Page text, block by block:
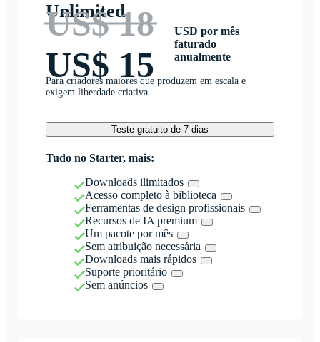
Unlimited
US$ 18
US$ 15
USD por mês
faturado
anualmente
Para criadores maiores que produzem em escala e
exigem liberdade criativa
Teste gratuito de 7 dias
Tudo no Starter, mais:
Downloads ilimitados
Acesso completo à biblioteca
Ferramentas de design profissionais
Recursos de IA premium
Um pacote por mês
Sem atribuição necessária
Downloads mais rápidos
Suporte prioritário
Sem anúncios